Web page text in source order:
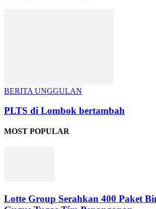
BERITA UNGGULAN
PLTS di Lombok bertambah
MOST POPULAR
Lotte Group Serahkan 400 Paket